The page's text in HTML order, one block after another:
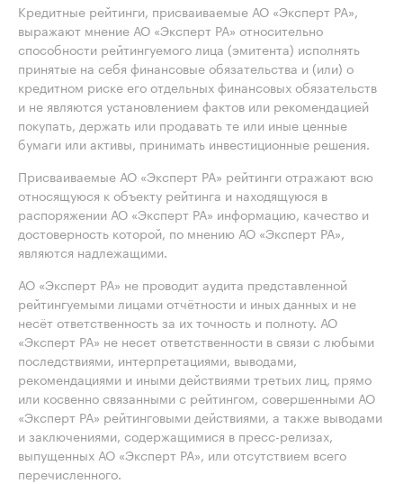
Кредитные рейтинги, присваиваемые АО «Эксперт РА»,
выражают мнение АО «Эксперт РА» относительно
способности рейтингуемого лица (эмитента) исполнять
принятые на себя финансовые обязательства и (или) о
кредитном риске его отдельных финансовых обязательств
и не являются установлением фактов или рекомендацией
покупать, держать или продавать те или иные ценные
бумаги или активы, принимать инвестиционные решения.
Присваиваемые АО «Эксперт РА» рейтинги отражают всю
относящуюся к объекту рейтинга и находящуюся в
распоряжении АО «Эксперт РА» информацию, качество и
достоверность которой, по мнению АО «Эксперт РА»,
являются надлежащими.
АО «Эксперт РА» не проводит аудита представленной
рейтингуемыми лицами отчётности и иных данных и не
несёт ответственность за их точность и полноту. АО
«Эксперт РА» не несет ответственности в связи с любыми
последствиями, интерпретациями, выводами,
рекомендациями и иными действиями третьих лиц, прямо
или косвенно связанными с рейтингом, совершенными АО
«Эксперт РА» рейтинговыми действиями, а также выводами
и заключениями, содержащимися в пресс-релизах,
выпущенных АО «Эксперт РА», или отсутствием всего
перечисленного.